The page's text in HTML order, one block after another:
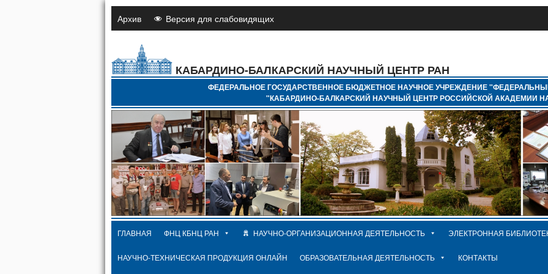
Архив Версия для слабовидящих
КАБАРДИНО-БАЛКАРСКИЙ НАУЧНЫЙ ЦЕНТР РАН
ФЕДЕРАЛЬНОЕ ГОСУДАРСТВЕННОЕ БЮДЖЕТНОЕ НАУЧНОЕ УЧРЕЖДЕНИЕ
"КАБАРДИНО-БАЛКАРСКИЙ НАУЧНЫЙ ЦЕНТР РОССИЙСКОЙ АКАДЕМИИ
ГЛАВНАЯ ФНЦ КБНЦ РАН НАУЧНО-ОРГАНИЗАЦИОННАЯ ДЕЯТЕЛЬНОСТЬ ЭЛЕКТРОННАЯ
НАУЧНО-ТЕХНИЧЕСКАЯ ПРОДУКЦИЯ ОНЛАЙН ОБРАЗОВАТЕЛЬНАЯ ДЕЯТЕЛЬНОСТЬ КОНТАКТЫ